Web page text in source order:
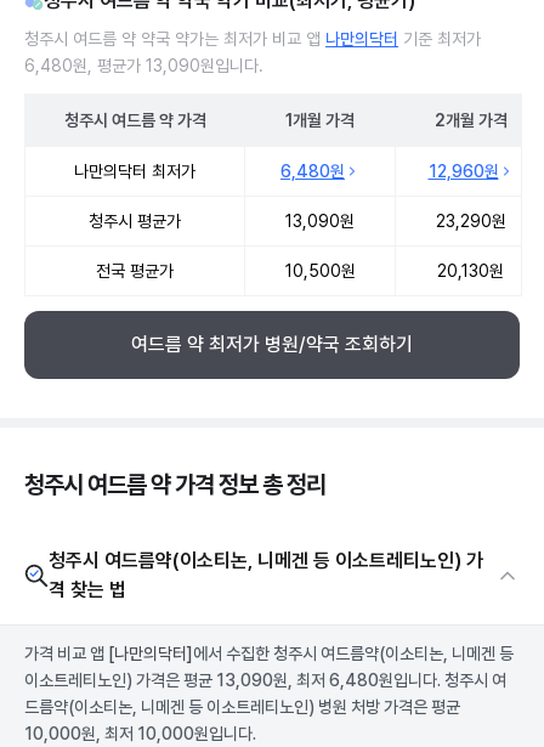
청주시 여드름 약 약국 약가는 최저가 비교 앱 나만의닥터 기준 최저가
6,480원, 평균가 13,090원입니다.
청주시 여드름 약가격 1개월 가격 2개월 가격
나만의닥터 최저가 6,480원 12,960원
청주시 평균가 13,090원 23,290원
전국 평균가 10,500원 20,130원
여드름 약 최저가 병원/약국 조회하기
청주시 여드름 약 가격 정보 총 정리
청주시 여드름약(이소티논, 니메겐 등 이소트레티노인) 가
격 찾는 법
가격 비교 앱 [나만의닥터] 에서 수집한 청주시 여드름약(이소티논, 니메겐 등
이소트레티노인) 가격은 평균 13,090원, 최저 6,480원입니다. 청주시 여
드름약(이소티논, 니메겐 등 이소트레티노인) 병원 처방 가격은 평균
10,000원, 최저 10,000원입니다.